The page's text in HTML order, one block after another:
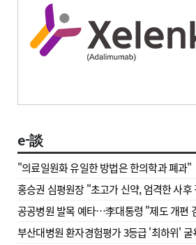
e-談
"의료일원화 유일한 방법은 한의학과 폐과"
홍승권 심평원장 " 초고가 신약, 엄격한 사후
공공병원 발목 예타…李대통령 "제도 개편
부산대병원 환자경험평가 3등급 '최하위' 굴